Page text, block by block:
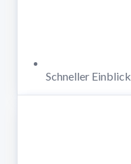
Schneller Einblick